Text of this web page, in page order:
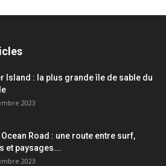
Island : la plus grande île de sable du
2023
Ocean Road : une route entre surf,
et paysages...
2023